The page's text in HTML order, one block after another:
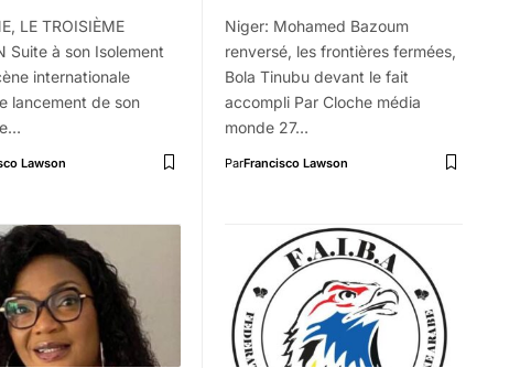
LE TROISIÈME
Suite à son Isolement
internationale
lancement de son
Lawson
Niger: Mohamed Bazoum
renversé, les frontières fermées,
Bola Tinubu devant le fait
accompli Par Cloche média
monde 27…
ParFrancisco Lawson